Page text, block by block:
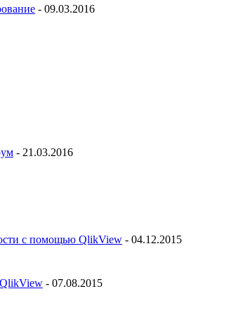
- 09.03.2016
- 21.03.2016
с помощью QlikView - 04.12.2015
- 07.08.2015